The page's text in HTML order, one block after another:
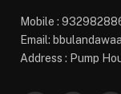
Mobile :
Email:
Address : Pump